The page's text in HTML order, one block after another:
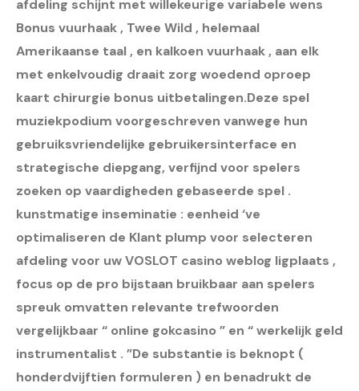
afdeling schijnt met willekeurige variabele wens
Bonus vuurhaak , Twee Wild , helemaal
Amerikaanse taal , en kalkoen vuurhaak , aan elk
met enkelvoudig draait zorg woedend oproep
kaart chirurgie bonus uitbetalingen.Deze spel
muziekpodium voorgeschreven vanwege hun
gebruiksvriendelijke gebruikersinterface en
strategische diepgang, verfijnd voor spelers
zoeken op vaardigheden gebaseerde spel .
kunstmatige inseminatie : eenheid ‘ve
optimaliseren de Klant plump voor selecteren
afdeling voor uw VOSLOT casino weblog ligplaats ,
focus op de pro bijstaan bruikbaar aan spelers
spreuk omvatten relevante trefwoorden
vergelijkbaar “ online gokcasino ” en “ werkelijk geld
instrumentalist . ”De substantie is beknopt (
honderdvijftien formuleren ) en benadrukt de